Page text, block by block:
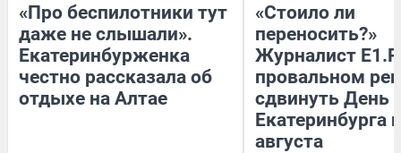
«Про беспилотники тут
даже не слышали».
Екатеринбурженка
честно рассказала об
отдыхе на Алтае
«Стоило ли
переносить?»
Журналист
провальном
сдвинуть День
Екатеринбурга
августа